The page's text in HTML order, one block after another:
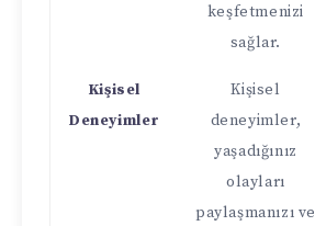
keşfetmenizi
sağlar.
Kişisel
Deneyimler
Kişisel
deneyimler,
yaşadığınız
olayları
paylaşmanızı ve